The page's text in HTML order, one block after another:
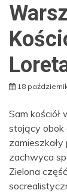
18
Sam kościół
stojący obok
zachwyca
Zielona